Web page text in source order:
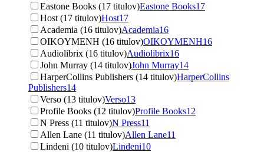
Eastone Books (17 titulov)Eastone Books17
Host (17 titulov)Host17
Academia (16 titulov)Academia16
OIKOYMENH (16 titulov)OIKOYMENH16
Audiolibrix (16 titulov)Audiolibrix16
John Murray (14 titulov)John Murray14
HarperCollins Publishers (14 titulov)HarperCollins
Publishers14
Verso (13 titulov)Verso13
Profile Books (12 titulov)Profile Books12
N Press (11 titulov)N Press11
Allen Lane (11 titulov)Allen Lane11
Lindeni (10 titulov)Lindeni10